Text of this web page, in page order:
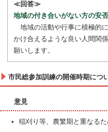
≪回答≫
地域の付き合いがない方の安
地域の活動や行事に積極的
かけ合えるような良い人間関
願いします。
市民総参加訓練の開催時期につ
意見
稲刈り等、農繁期と重なる